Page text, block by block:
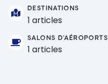
DESTINATIONS
1 articles
SALONS D'AÉROPORTS
1 articles